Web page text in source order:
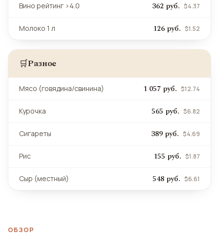
Вино рейтинг >4.0 362 руб. $4.37
Молоко 1 л 126 руб. $1.52
🛒Разное
Мясо (говядина/свинина) 1 057 руб. $12.74
Курочка 565 руб. $6.82
Сигареты 389 руб. $4.69
Рис 155 руб. $1.87
Сыр (местный) 548 руб. $6.61
ОБЗОР